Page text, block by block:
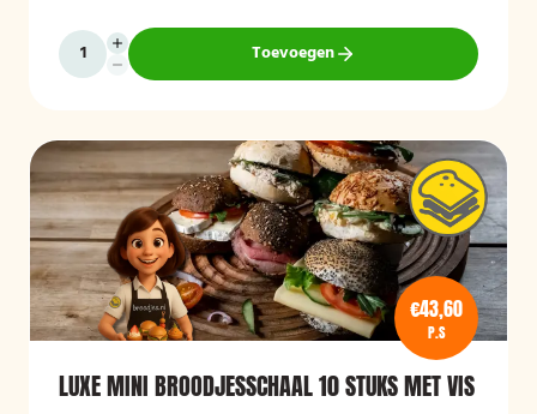
Toevoegen
€43,60
P.S
LUXE MINI BROODJESSCHAAL 10 STUKS MET VIS